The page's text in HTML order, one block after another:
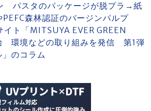
パスタのパッケージが脱プラ→紙
森林認証のバージンパルプ
ト「MITSUYA EVER GREEN
環境などの取り組みを発信 第1弾
のコラム